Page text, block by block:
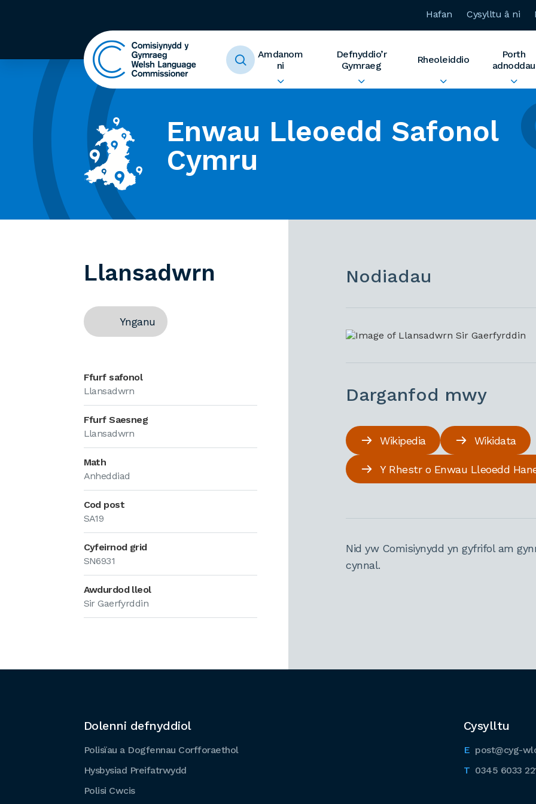
Hafan Cysylltu â ni
Amdanom
ni
Defnyddio’r
Gymraeg
Rheoleiddio
Porth
adnoddau
Enwau Lleoedd Safonol
Cymru
Llansadwrn
Ynganu
Ffurf safonol
Llansadwrn
Ffurf Saesneg
Llansadwrn
Math
Anheddiad
Cod post
SA19
Cyfeirnod grid
SN6931
Awdurdod lleol
Sir Gaerfyrddin
Nodiadau
Darganfod mwy
Wikipedia Wikidata
Y Rhestr o Enwau Lleoedd
Nid yw Comisiynydd yn gyfrifol am
cynnal.
Cysylltu
post@cyg-
0345 6033
Dolenni defnyddiol
Polisïau a Dogfennau Corfforaethol
Hysbysiad Preifatrwydd
Polisi Cwcis